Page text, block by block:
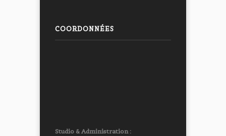
COORDONNÉES
Studio & Administration :